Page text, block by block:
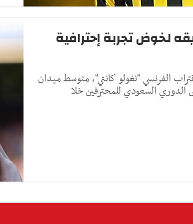
لخوض تجربة إحترافية
الفرنسي "نغولو كانتي"، متوسط ميدان
الدوري السعودي للمحترفين خلا